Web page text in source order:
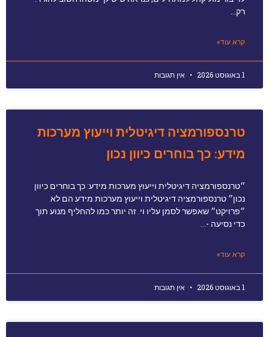
רק…
קרא עוד»
1 באוגוסט 2026 אין תגובות
טרנספורמציה דיגיטלית וייעוץ מערכות
מידע: כך בוחרים כיוון נכון
״טרנספורמציה דיגיטלית וייעוץ מערכות מידע: כך בוחרים כיוון
נכון״ טרנספורמציה דיגיטלית וייעוץ מערכות מידע הם לא
״פרויקט״ שאפשר לסמן עליו וי. זה יותר כמו להחליף מנוע תוך
כדי נסיעה -…
קרא עוד»
1 באוגוסט 2026 אין תגובות